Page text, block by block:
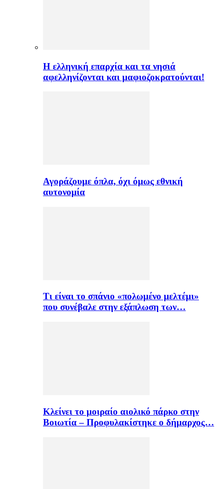
H ελληνική επαρχία και τα νησιά
αφελληνίζονται και μαφιοζοκρατούνται!
Αγοράζουμε όπλα, όχι όμως εθνική
αυτονομία
Τι είναι το σπάνιο «πολωμένο μελτέμι»
που συνέβαλε στην εξάπλωση των…
Κλείνει το μοιραίο αιολικό πάρκο στην
Βοιωτία – Προφυλακίστηκε ο δήμαρχος…